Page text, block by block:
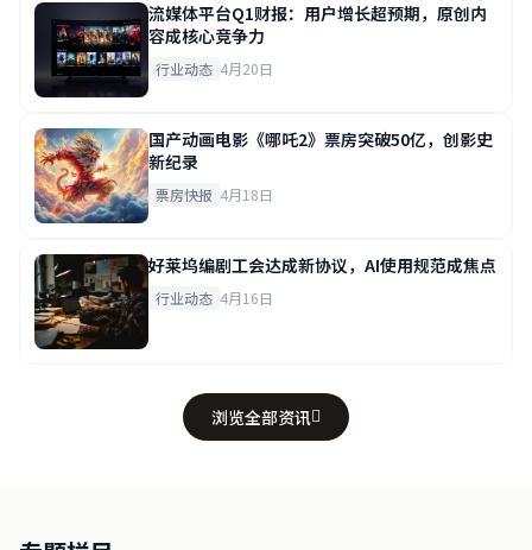
流媒体平台Q1财报：用户增长超预期，原创内
容成核心竞争力
行业动态 4月20日
国产动画电影《哪吒2》票房突破50亿，创影史
新纪录
票房快报 4月18日
好莱坞编剧工会达成新协议，AI使用规范成焦点
行业动态 4月16日
浏览全部资讯